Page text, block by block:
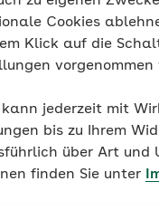
Cookies
Klick auf die
vorgenommen
kann jederzeit mit
bis zu Ihrem
über Art und
finden Sie unter
müssen nur dann
(Stand: 2026)
aus der
ist nur der